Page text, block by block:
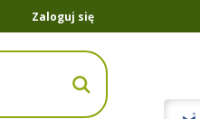
Zaloguj się